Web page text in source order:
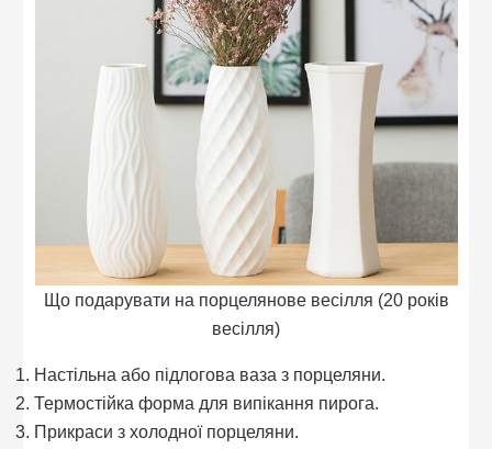
Що подарувати на порцелянове весілля (20 років
весілля)
Настільна або підлогова ваза з порцеляни.
Термостійка форма для випікання пирога.
Прикраси з холодної порцеляни.